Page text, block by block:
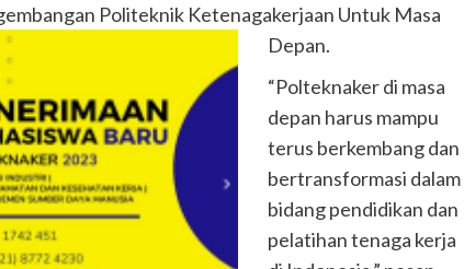
Politeknik Ketenagakerjaan Untuk Masa
Depan.
“Polteknaker di masa
depan harus mampu
terus berkembang dan
bertransformasi dalam
bidang pendidikan dan
pelatihan tenaga kerja